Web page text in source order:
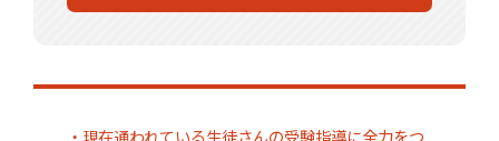
・現在通われている生徒さんの受験指導に全力をつ